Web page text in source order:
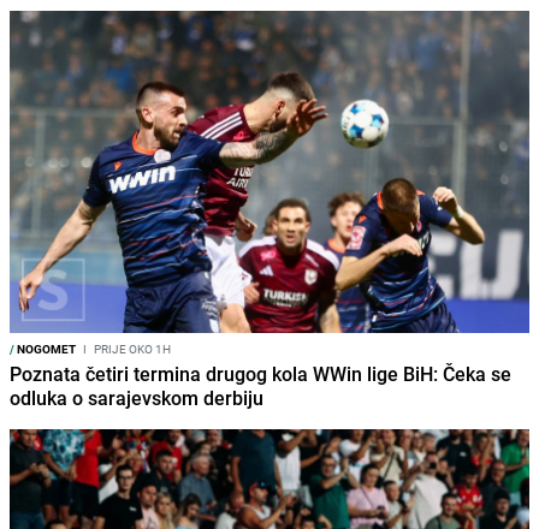
/NOGOMET I PRIJE OKO 1H
Poznata četiri termina drugog kola WWin lige BiH: Čeka se
odluka o sarajevskom derbiju